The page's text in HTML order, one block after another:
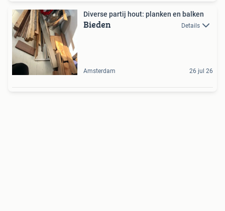
Diverse partij hout: planken en balken
Bieden Details
Amsterdam 26 jul 26